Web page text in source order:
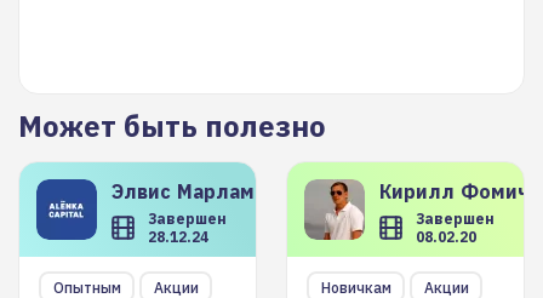
Может быть полезно
Элвис Марламов
Завершен
28.12.24
Опытным
Акции
Кирилл
Завершен
08.02.20
Новичкам
Акции